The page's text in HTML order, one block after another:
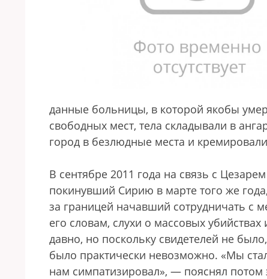
данные больницы, в которой якобы
свободных мест, тела складывали в
город в безлюдные места и
В сентябре 2011 года на связь с
покинувший Сирию в марте того же
за границей начавший сотрудничать
его словам, слухи о массовых
давно, но поскольку свидетелей не
было практически невозможно. «Мы
нам симпатизировал», — пояснял потом